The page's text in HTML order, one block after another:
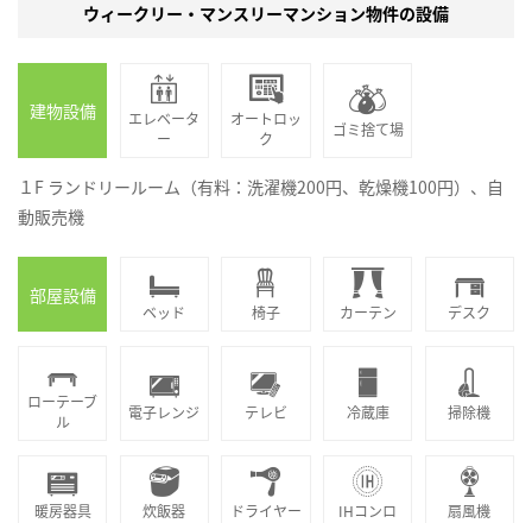
ウィークリー・マンスリーマンション物件の設備
建物設備
エレベータ
ー
オートロッ
ク
ゴミ捨て場
１F ランドリールーム（有料：洗濯機200円、乾燥機100円）、自
動販売機
部屋設備
ベッド 椅子 カーテン デスク
ローテーブ
ル
電子レンジ テレビ 冷蔵庫 掃除機
暖房器具 炊飯器 ドライヤー IHコンロ 扇風機